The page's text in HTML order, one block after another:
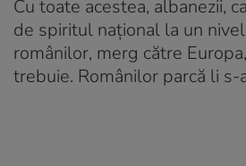
Cu toate acestea, albanezii,
de spiritul național la un
românilor, merg către
trebuie. Românilor parcă li s-